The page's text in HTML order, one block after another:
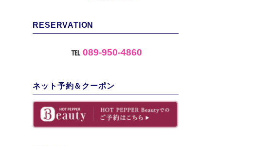
RESERVATION
℡089-950-4860
ネット予約＆クーポン